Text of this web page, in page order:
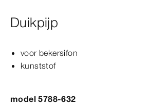
Duikpijp
voor bekersifon
kunststof
model 5788-632